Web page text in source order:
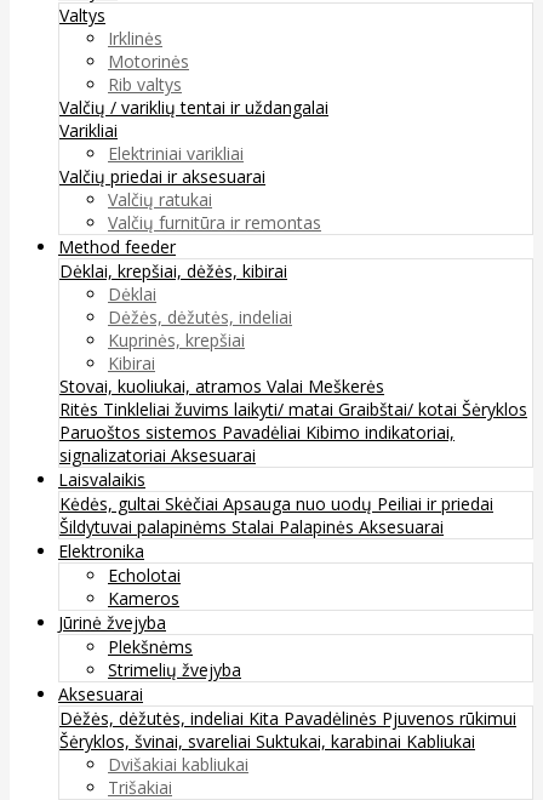
Valtys
Irklinės
Motorinės
Rib valtys
Valčių / variklių tentai ir uždangalai
Varikliai
Elektriniai varikliai
Valčių priedai ir aksesuarai
Valčių ratukai
Valčių furnitūra ir remontas
Method feeder
Dėklai, krepšiai, dėžės, kibirai
Dėklai
Dėžės, dėžutės, indeliai
Kuprinės, krepšiai
Kibirai
Stovai, kuoliukai, atramos Valai Meškerės
Ritės Tinkleliai žuvims laikyti/ matai Graibštai/ kotai Šėryklos
Paruoštos sistemos Pavadėliai Kibimo indikatoriai,
signalizatoriai Aksesuarai
Laisvalaikis
Kėdės, gultai Skėčiai Apsauga nuo uodų Peiliai ir priedai
Šildytuvai palapinėms Stalai Palapinės Aksesuarai
Elektronika
Echolotai
Kameros
Jūrinė žvejyba
Plekšnėms
Strimelių žvejyba
Aksesuarai
Dėžės, dėžutės, indeliai Kita Pavadėlinės Pjuvenos rūkimui
Šėryklos, švinai, svareliai Suktukai, karabinai Kabliukai
Dvišakiai kabliukai
Trišakiai